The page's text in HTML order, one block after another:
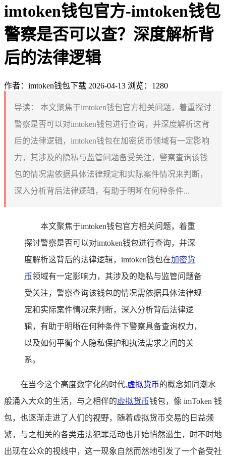
imtoken钱包官方-imtoken钱包
警察是否可以查？深度解析背
后的法律逻辑
作者：imtoken钱包下载 2026-04-13 浏览：1280
导读：
本文聚焦于imtoken钱包官方相关问题，着重探讨
警察是否可以对imtoken钱包进行查询，并深度解析这背
后的法律逻辑，imtoken钱包在加密货币领域有一定影响
力，其涉及的隐私与监管问题备受关注，警察查询该钱
包的情况需依据具体法律规定和实际案件情况来判断，
深入分析背后法律逻辑，有助于明晰在何种条件...
本文聚焦于imtoken钱包官方相关问题，着重
探讨警察是否可以对imtoken钱包进行查询，并深
度解析这背后的法律逻辑，imtoken钱包在加密货
币领域有一定影响力，其涉及的隐私与监管问题备
受关注，警察查询该钱包的情况需依据具体法律规
定和实际案件情况来判断，深入分析背后法律逻
辑，有助于明晰在何种条件下警察具备查询权力，
以及如何平衡个人隐私保护和执法需求之间的关
系。
在当今这个高度数字化的时代,虚拟货币的概念如同潮水
般涌入大众的生活，与之相伴的虚拟货币钱包，像 imToken 钱
包，也逐渐走进了人们的视野，随着虚拟货币交易的日益频
繁，与之相关的各类违法犯罪活动也开始悄然滋生，时不时地
出现在公众的视线中，这一现象自然而然地引发了一个备受社